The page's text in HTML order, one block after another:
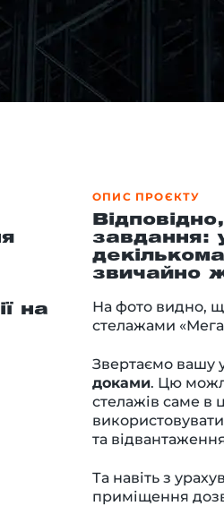
на
ОПИС ПРОЄКТУ
завдання:
звичайно
На фото видно,
стелажами
Звертаємо вашу
доками. Цю
стелажів саме в
та
Та навіть з
приміщення